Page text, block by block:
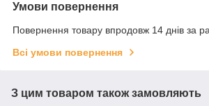
Умови повернення
Повернення товару впродовж 14 днів за
Всі умови повернення
З цим товаром також замовляють